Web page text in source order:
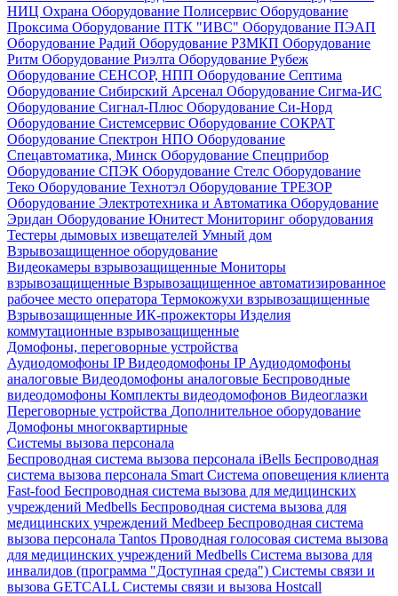
НИЦ Охрана Оборудование Полисервис Оборудование
Проксима Оборудование ПТК "ИВС" Оборудование ПЭАП
Оборудование Радий Оборудование РЗМКП Оборудование
Ритм Оборудование Риэлта Оборудование Рубеж
Оборудование СЕНСОР, НПП Оборудование Септима
Оборудование Сибирский Арсенал Оборудование Сигма-ИС
Оборудование Сигнал-Плюс Оборудование Си-Норд
Оборудование Системсервис Оборудование СОКРАТ
Оборудование Спектрон НПО Оборудование
Спецавтоматика, Минск Оборудование Спецприбор
Оборудование СПЭК Оборудование Стелс Оборудование
Теко Оборудование Технотэл Оборудование ТРЕЗОР
Оборудование Электротехника и Автоматика Оборудование
Эридан Оборудование Юнитест Мониторинг оборудования
Тестеры дымовых извещателей Умный дом
Взрывозащищенное оборудование
Видеокамеры взрывозащищенные Мониторы
взрывозащищенные Взрывозащищенное автоматизированное
рабочее место оператора Термокожухи взрывозащищенные
Взрывозащищенные ИК-прожекторы Изделия
коммутационные взрывозащищенные
Домофоны, переговорные устройства
Аудиодомофоны IPВидеодомофоны IP Аудиодомофоны
аналоговые Видеодомофоны аналоговые Беспроводные
видеодомофоны Комплекты видеодомофонов Видеоглазки
Переговорные устройства Дополнительное оборудование
Домофоны многоквартирные
Системы вызова персонала
Беспроводная система вызова персонала iBells Беспроводная
система вызова персонала Smart Система оповещения клиента
Fast-food Беспроводная система вызова для медицинских
учреждений Medbells Беспроводная система вызова для
медицинских учреждений Medbeep Беспроводная система
вызова персонала Tantos Проводная голосовая система вызова
для медицинских учреждений Medbells Система вызова для
инвалидов (программа "Доступная среда") Системы связи и
вызова GETCALL Системы связи и вызова Hostcall